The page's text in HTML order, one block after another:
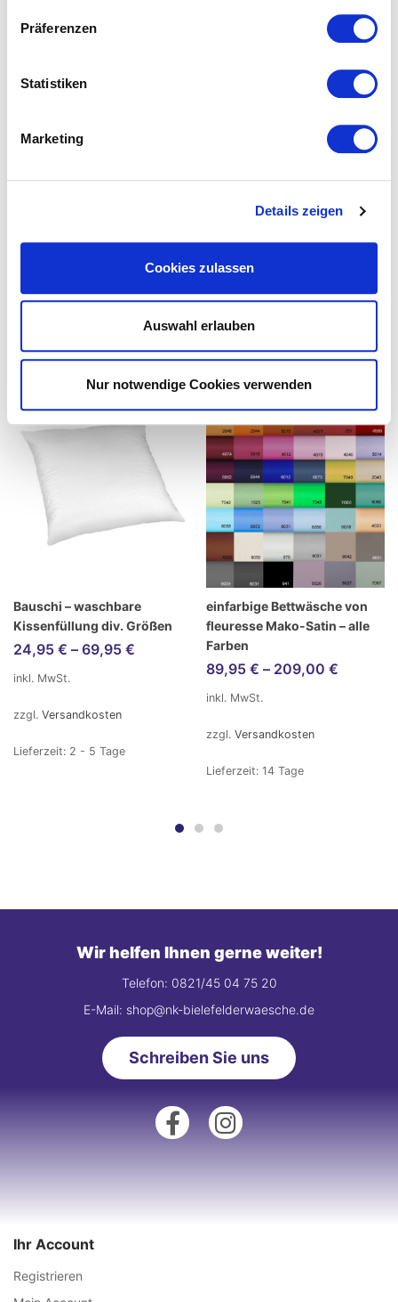
Präferenzen
Statistiken
Marketing
Details zeigen
Cookies zulassen
Auswahl erlauben
Nur notwendige Cookies verwenden
gefallen...
Bauschi – waschbare
Kissenfüllung div. Größen
24,95 € – 69,95 €
inkl. MwSt.
zzgl. Versandkosten
Lieferzeit: 2 - 5 Tage
einfarbige Bettwäsche von
fleuresse Mako-Satin – alle
Farben
89,95 € – 209,00 €
inkl. MwSt.
zzgl. Versandkosten
Lieferzeit: 14 Tage
Wir helfen Ihnen gerne weiter!
Telefon: 0821/45 04 75 20
E-Mail: shop@nk-bielefelderwaesche.de
Schreiben Sie uns
Ihr Account
Registrieren